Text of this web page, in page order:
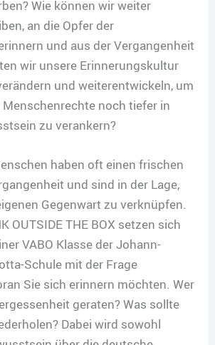
Wie können wir weiter
an die Opfer der
und aus der Vergangenheit
wir unsere Erinnerungskultur
und weiterentwickeln, um
noch tiefer in
zu verankern?
haben oft einen frischen
und sind in der Lage,
Gegenwart zu verknüpfen.
OUTSIDE THE BOX setzen sich
VABO Klasse der Johann-
Schule mit der Frage
Sie sich erinnern möchten. Wer
geraten? Was sollte
Dabei wird sowohl